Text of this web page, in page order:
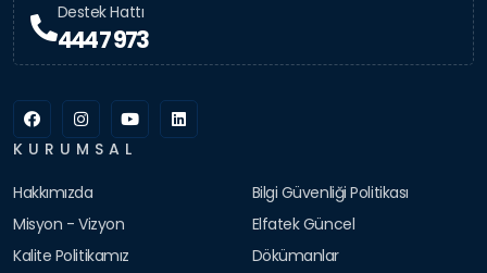
Destek Hattı
444 7 973
KURUMSAL
Hakkımızda
Misyon - Vizyon
Kalite Politikamız
Bilgi Güvenliği Politikası
Elfatek Güncel
Dökümanlar